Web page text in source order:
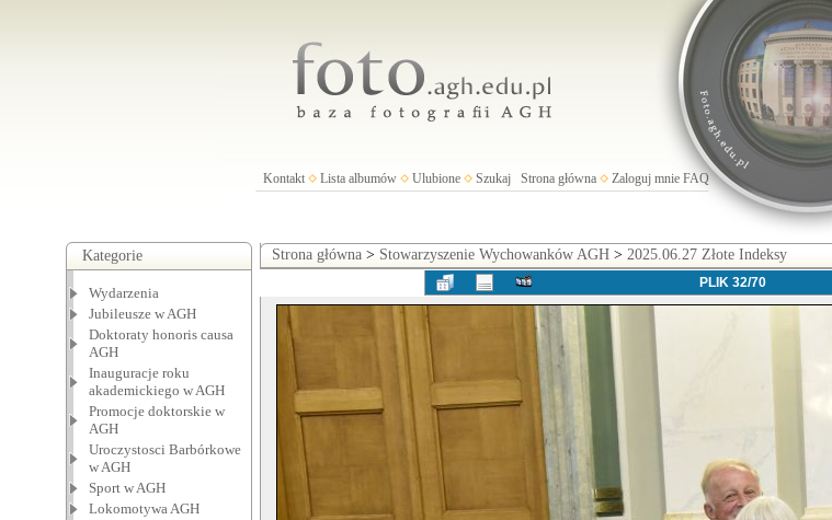
Kontakt Lista albumów Ulubione Szukaj Strona główna Zaloguj mnie FAQ
Kategorie
Wydarzenia
Jubileusze w AGH
Doktoraty honoris causa
AGH
Inauguracje roku
akademickiego w AGH
Promocje doktorskie w
AGH
Uroczystosci Barbórkowe
w AGH
Sport w AGH
Lokomotywa AGH
Strona główna> Stowarzyszenie Wychowanków AGH> 2025.06.27 Złote Indeksy
PLIK 32/70